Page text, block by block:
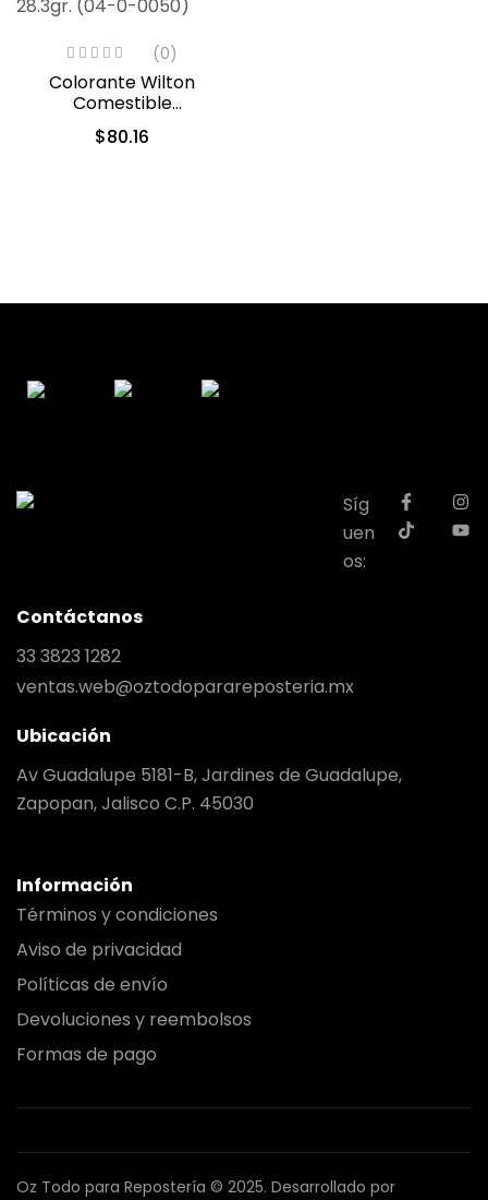
(0)
Colorante Wilton
Comestible
Borgoña/Burgundy
28.3gr. (04-0-0050)
$80.16
Síg
uen
os:
Contáctanos
33 3823 1282
ventas.web@oztodoparareposteria.mx
Ubicación
Av Guadalupe 5181-B, Jardines de Guadalupe,
Zapopan, Jalisco C.P. 45030
Información
Términos y condiciones
Aviso de privacidad
Políticas de envío
Devoluciones y reembolsos
Formas de pago
Oz Todo para Repostería © 2025. Desarrollado por